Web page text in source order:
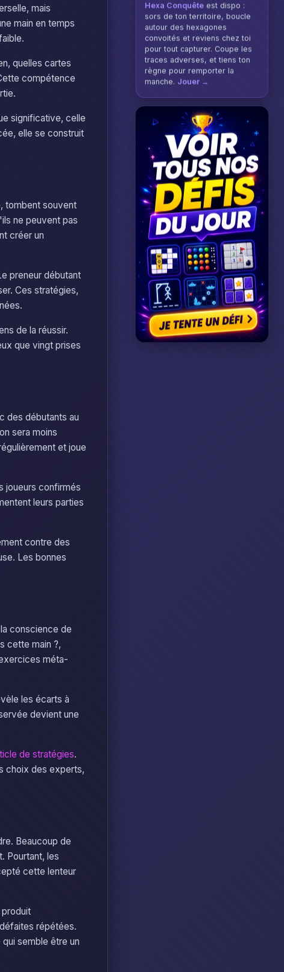
mais
main en temps
quelles cartes
compétence
significative, celle
elle se construit
tombent souvent
ne peuvent pas
créer un
preneur débutant
Ces stratégies,
de la réussir.
que vingt prises
des débutants au
sera moins
et joue
joueurs confirmés
leurs parties
contre des
Les bonnes
conscience de
cette main ?,
méta-
les écarts à
devient une
de stratégies.
choix des experts,
Beaucoup de
Pourtant, les
cette lenteur
répétées.
semble être un
Hexa Conquête est dispo :
sors de ton territoire, boucle
autour des hexagones
convoités et reviens chez toi
pour tout capturer. Coupe les
traces adverses, et tiens ton
règne pour remporter la
manche. Jouer →